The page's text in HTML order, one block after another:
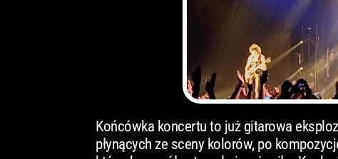
Końcówka koncertu to już gitarowa
płynących ze sceny kolorów, po